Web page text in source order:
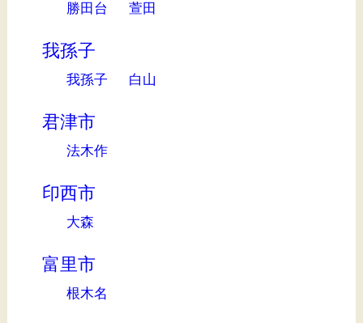
勝田台 萱田
我孫子
我孫子 白山
君津市
法木作
印西市
大森
富里市
根木名